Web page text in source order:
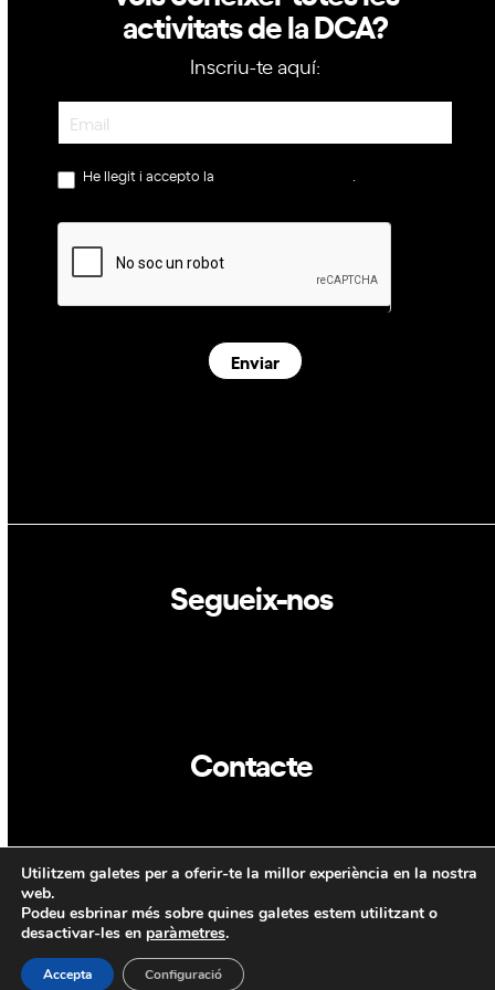
activitats de la DCA?
Inscriu-te aquí:
Newsletter
He llegit i accepto la política de privacitat.
Enviar
Segueix-nos
Contacte
CAT ENG
Utilitzem galetes per a oferir-te la millor experiència en la nostra
web.
Podeu esbrinar més sobre quines galetes estem utilitzant o
desactivar-les en paràmetres.
Accepta Configuració